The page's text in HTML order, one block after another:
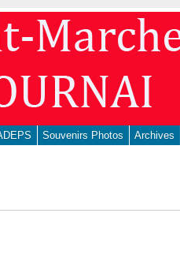
Souvenirs Photos Archives